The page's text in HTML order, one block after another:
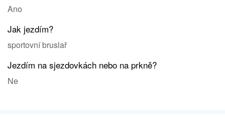
Ano
Jak jezdím?
sportovní bruslař
Jezdím na sjezdovkách nebo na prkně?
Ne